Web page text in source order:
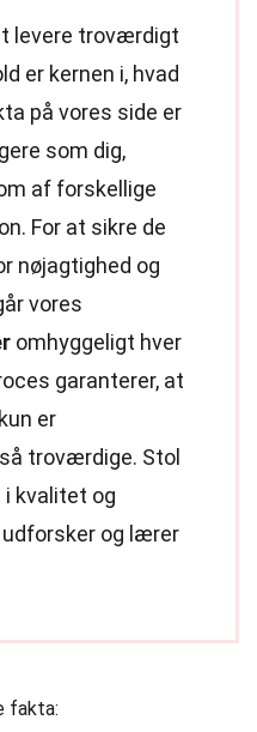
levere troværdigt
er kernen i, hvad
på vores side er
som dig,
af forskellige
For at sikre de
nøjagtighed og
vores
omhyggeligt hver
garanterer, at
er
troværdige. Stol
i kvalitet og
og lærer
fakta: